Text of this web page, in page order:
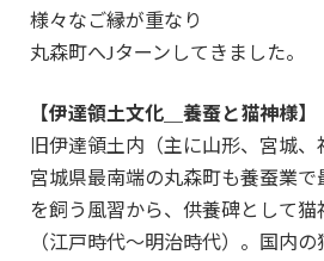
様々なご縁が重なり
丸森町へJターンしてきました。
【伊達領土文化＿養蚕と猫神様】
旧伊達領土内（主に山形、宮城、
宮城県最南端の丸森町も養蚕業
を飼う風習から、供養碑として
（江戸時代〜明治時代）。国内